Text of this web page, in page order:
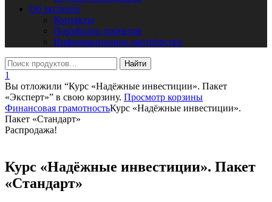
Об эксперте
Контакты
Портфолио проектов
Информационное партнёрство
1
Вы отложили “Курс «Надёжные инвестиции». Пакет
«Эксперт»” в свою корзину. Просмотр корзины
Финансовая грамотностьКурс «Надёжные инвестиции».
Пакет «Стандарт»
Распродажа!
Курс «Надёжные инвестиции». Пакет
«Стандарт»